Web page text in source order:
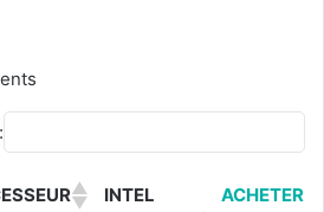
INTEL
ACHETER